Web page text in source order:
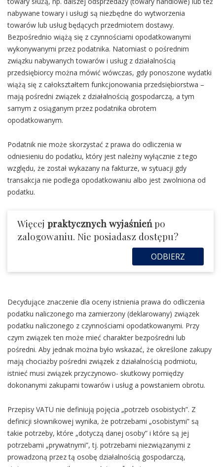
nabywane towary i usługi są niezbędne do wytworzenia
towarów lub usług będących przedmiotem dostawy.
Bezpośrednio wiążą się z czynnościami opodatkowanymi
wykonywanymi przez podatnika. Natomiast o pośrednim
związku nabywanych towarów i usług z działalnością
przedsiębiorcy można mówić wówczas, gdy ponoszone wydatki
wiążą się z całokształtem funkcjonowania przedsiębiorstwa –
mają pośredni związek z działalnością gospodarczą, a tym
samym z osiąganym przez podatnika obrotem
opodatkowanym.
Podatnik nie może skorzystać z prawa do odliczenia w
odniesieniu do podatku, który jest należny wyłącznie z tego
względu, że został wykazany na fakturze, w sytuacji gdy
transakcja nie podlega opodatkowaniu albo jest zwolniona od
podatku.
Więcej praktycznych wyjaśnieńpo
zalogowaniu. Nie posiadasz dostępu?
ODBIERZ
Decydujące znaczenie dla oceny istnienia prawa do odliczenia
podatku naliczonego ma zamierzony (deklarowany) związek
podatku naliczonego z czynnościami opodatkowanymi. Przy
czym związek ten może mieć charakter bezpośredni lub
pośredni. Aby jednak można było wskazać, że określone zakupy
mają chociażby pośredni związek z działalnością podmiotu,
istnieć musi związek przyczynowo- skutkowy pomiędzy
dokonanymi zakupami towarów i usług a powstaniem obrotu.
Przepisy VATU nie definiują pojęcia „potrzeb osobistych”. Z
definicji słownikowej wynika, że potrzebami „osobistymi” są
takie potrzeby, które „dotyczą danej osoby” i które są jej
potrzebami „prywatnymi”, tj. potrzebami niezwiązanymi z
prowadzoną przez tą osobę działalnością gospodarczą,